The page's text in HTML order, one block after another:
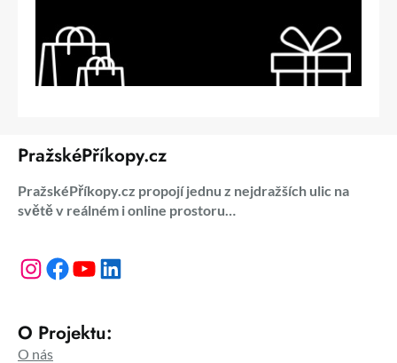
PražskéPříkopy.cz
PražskéPříkopy.cz propojí jednu z nejdražších ulic na
světě v reálném i online prostoru…
Instagram Facebook YouTube LinkedIn
O Projektu:
O nás